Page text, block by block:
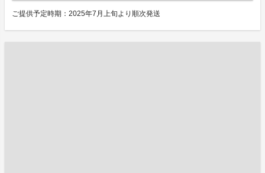
ご提供予定時期：2025年7月上旬より順次発送